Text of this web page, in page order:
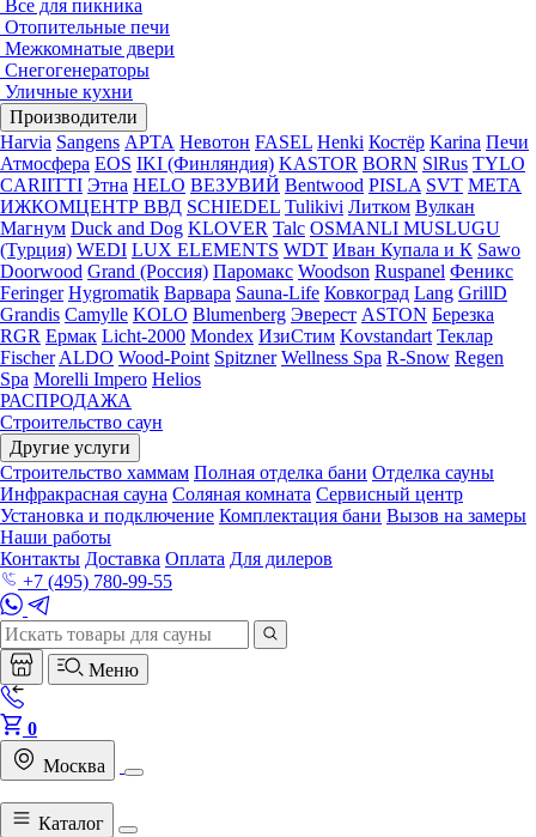
Все для пикника
Отопительные печи
Межкомнатые двери
Снегогенераторы
Уличные кухни
Производители
Harvia Sangens АРТА Невотон FASEL Henki Костёр Karina Печи
Атмосфера EOS IKI (Финляндия) KASTOR BORN SlRus TYLO
CARIITTI Этна HELO ВЕЗУВИЙ Bentwood PISLA SVT МЕТА
ИЖКОМЦЕНТР ВВД SCHIEDEL Tulikivi Литком Вулкан
Магнум Duck and Dog KLOVER Talc OSMANLI MUSLUGU
(Турция) WEDI LUX ELEMENTS WDT Иван Купала и К Sawo
Doorwood Grand (Россия) Паромакс Woodson Ruspanel Феникс
Feringer Hygromatik Варвара Sauna-Life Ковкоград Lang GrillD
Grandis Camylle KOLO Blumenberg Эверест ASTON Березка
RGR Ермак Licht-2000 Mondex ИзиСтим Kovstandart Теклар
Fischer ALDO Wood-Point Spitzner Wellness Spa R-Snow Regen
Spa Morelli Impero Helios
РАСПРОДАЖА
Строительство саун
Другие услуги
Строительство хаммам Полная отделка бани Отделка сауны
Инфракрасная сауна Соляная комната Сервисный центр
Установка и подключение Комплектация бани Вызов на замеры
Наши работы
Контакты Доставка Оплата Для дилеров
+7 (495) 780-99-55
Меню
0
Москва
Каталог